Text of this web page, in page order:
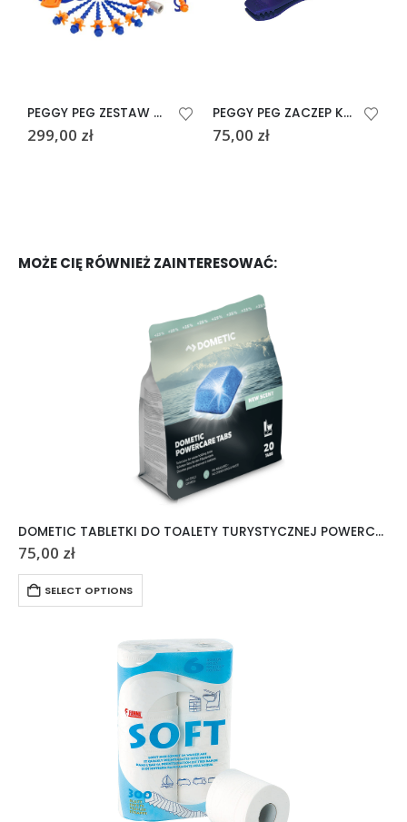
PEGGY PEG ZESTAW ŚLEDZI DO MARKIZ
299,00 zł
PEGGY PEG ZACZEP KROKODYL 4 sztuki
75,00 zł
MOŻE CIĘ RÓWNIEŻ ZAINTERESOWAĆ:
DOMETIC TABLETKI DO TOALETY TURYSTYCZNEJ POWERCARE TABS 20 SZTUK
75,00 zł
SELECT OPTIONS